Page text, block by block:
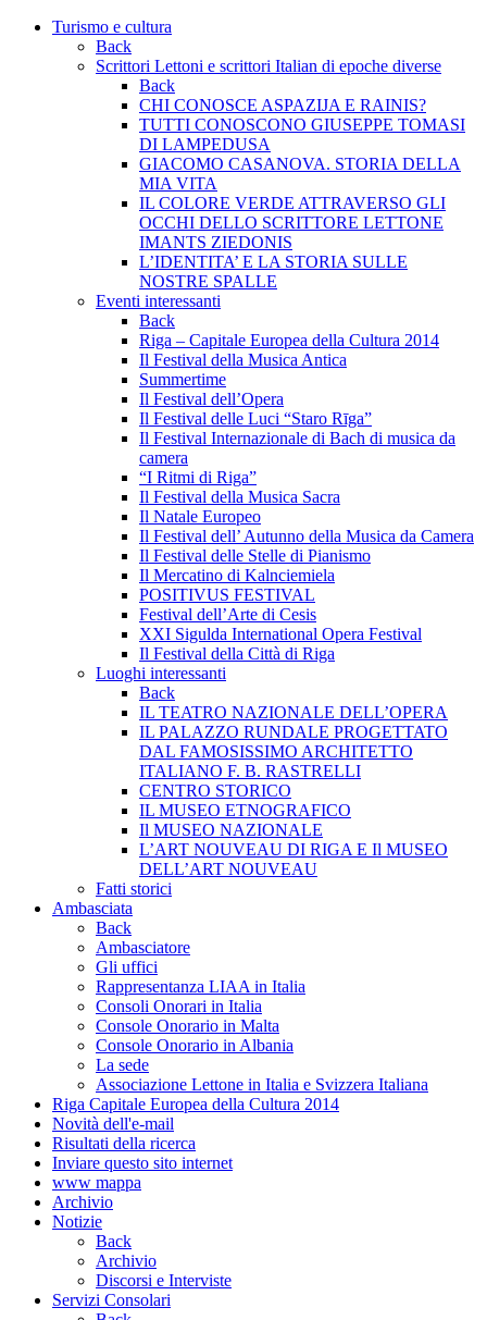
Turismo e cultura
Back
Scrittori Lettoni e scrittori Italian di epoche diverse
Back
CHI CONOSCE ASPAZIJA E RAINIS?
TUTTI CONOSCONO GIUSEPPE TOMASI
DI LAMPEDUSA
GIACOMO CASANOVA. STORIA DELLA
MIA VITA
IL COLORE VERDE ATTRAVERSO GLI
OCCHI DELLO SCRITTORE LETTONE
IMANTS ZIEDONIS
L’IDENTITA’ E LA STORIA SULLE
NOSTRE SPALLE
Eventi interessanti
Back
Riga – Capitale Europea della Cultura 2014
Il Festival della Musica Antica
Summertime
Il Festival dell’Opera
Il Festival delle Luci “Staro Rīga”
Il Festival Internazionale di Bach di musica da
camera
“I Ritmi di Riga”
Il Festival della Musica Sacra
Il Natale Europeo
Il Festival dell’ Autunno della Musica da Camera
Il Festival delle Stelle di Pianismo
Il Mercatino di Kalnciemiela
POSITIVUS FESTIVAL
Festival dell’Arte di Cesis
XXI Sigulda International Opera Festival
Il Festival della Città di Riga
Luoghi interessanti
Back
IL TEATRO NAZIONALE DELL’OPERA
IL PALAZZO RUNDALE PROGETTATO
DAL FAMOSISSIMO ARCHITETTO
ITALIANO F. B. RASTRELLI
CENTRO STORICO
IL MUSEO ETNOGRAFICO
Il MUSEO NAZIONALE
L’ART NOUVEAU DI RIGA E Il MUSEO
DELL’ART NOUVEAU
Fatti storici
Ambasciata
Back
Ambasciatore
Gli uffici
Rappresentanza LIAA in Italia
Consoli Onorari in Italia
Console Onorario in Malta
Console Onorario in Albania
La sede
Associazione Lettone in Italia e Svizzera Italiana
Riga Capitale Europea della Cultura 2014
Novità dell'e-mail
Risultati della ricerca
Inviare questo sito internet
www mappa
Archivio
Notizie
Back
Archivio
Discorsi e Interviste
Servizi Consolari